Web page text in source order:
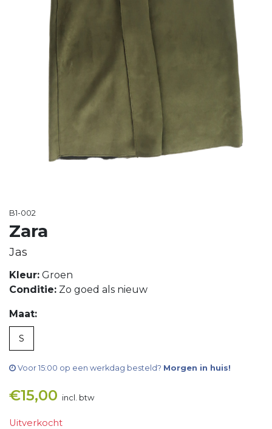
B1-002
Zara
Jas
Kleur: Groen
Conditie: Zo goed als nieuw
Maat:
S
Voor 15:00 op een werkdag besteld? Morgen in huis!
€15,00 incl. btw
Uitverkocht